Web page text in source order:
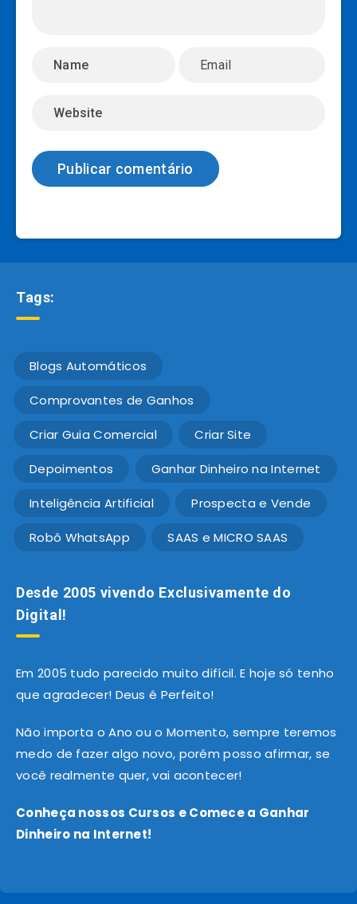
Tags:
Blogs Automáticos
Comprovantes de Ganhos
Criar Guia Comercial Criar Site
Depoimentos Ganhar Dinheiro na Internet
Inteligência Artificial Prospecta e Vende
Robô WhatsApp SAAS e MICRO SAAS
Desde 2005 vivendo Exclusivamente do
Digital!
Em 2005 tudo parecido muito difícil. E hoje só tenho
que agradecer! Deus é Perfeito!
Não importa o Ano ou o Momento, sempre teremos
medo de fazer algo novo, porém posso afirmar, se
você realmente quer, vai acontecer!
Conheça nossos Cursos e Comece a Ganhar
Dinheiro na Internet!